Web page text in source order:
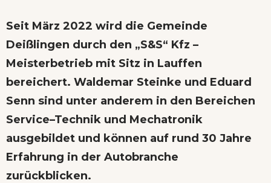
Seit März 2022 wird die Gemeinde
Deißlingen durch den „S&S“ Kfz –
Meisterbetrieb mit Sitz in Lauffen
bereichert. Waldemar Steinke und Eduard
Senn sind unter anderem in den Bereichen
Service–Technik und Mechatronik
ausgebildet und können auf rund 30 Jahre
Erfahrung in der Autobranche
zurückblicken.